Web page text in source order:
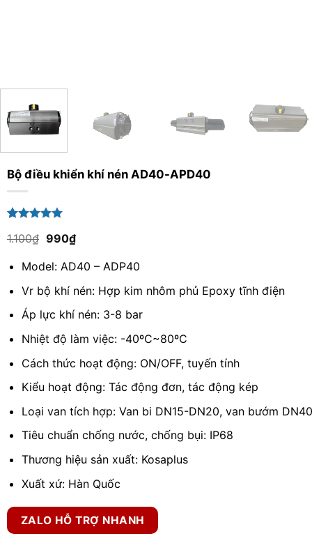
Bộ điều khiển khí nén AD40-APD40
dựa trên
1.100₫ Giá
là:
1.100₫.
990₫Giá
hiện
tại
là:
Model: AD40 – ADP40
Vr bộ khí nén: Hợp kim nhôm phủ Epoxy tĩnh điện
Áp lực khí nén: 3-8 bar
Nhiệt độ làm việc: -40ºC~80ºC
Cách thức hoạt động: ON/OFF, tuyến tính
Kiểu hoạt động: Tác động đơn, tác động kép
Loại van tích hợp: Van bi DN15-DN20, van bướm DN40
Tiêu chuẩn chống nước, chống bụi: IP68
Thương hiệu sản xuất: Kosaplus
Xuất xứ: Hàn Quốc
ZALO HỖ TRỢ NHANH